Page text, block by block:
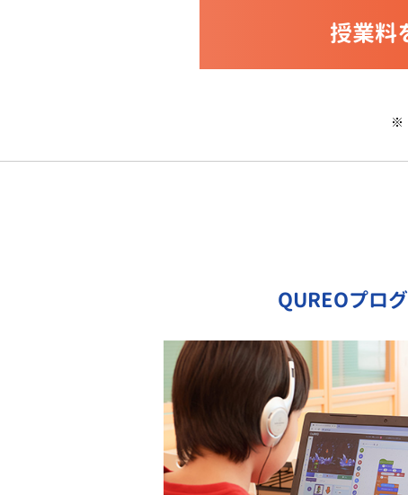
授業料
※
QUREOプロ